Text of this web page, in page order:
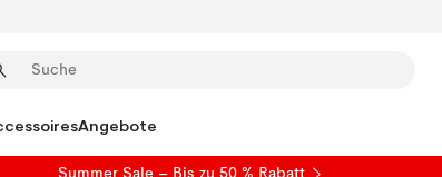
Angebote
Summer Sale – Bis zu 50 % Rabatt